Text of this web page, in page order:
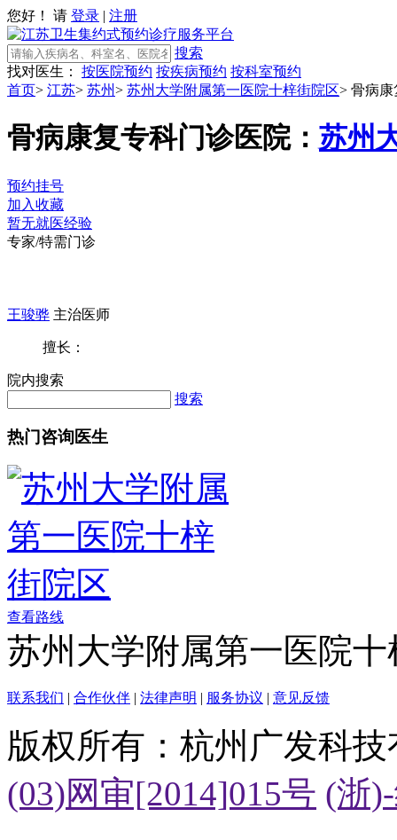
您好！ 请 登录 | 注册
搜索
找对医生：
按医院预约 按疾病预约 按科室预约
首页> 江苏> 苏州> 苏州大学附属第一医院十梓街院区> 骨病康
骨病康复专科门诊医院： 苏州
预约挂号
加入收藏
暂无就医经验
专家/特需门诊
王骏骅 主治医师
擅长：
院内搜索
搜索
热门咨询医生
查看路线
苏州大学附属第一医院
联系我们 | 合作伙伴 | 法律声明 | 服务协议 | 意见反馈
版权所有：杭州广发科
(03)网审[2014]015号 (浙